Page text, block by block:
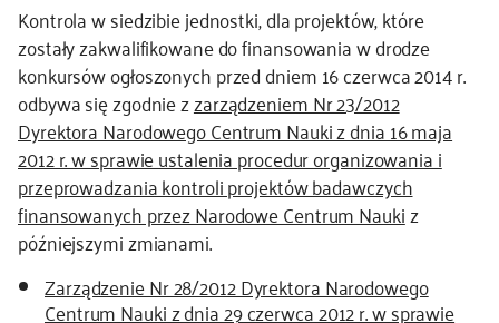
Kontrola w siedzibie jednostki, dla projektów, które
zostały zakwalifikowane do finansowania w drodze
konkursów ogłoszonych przed dniem 16 czerwca 2014 r.
odbywa się zgodnie zzarządzeniem Nr 23/2012
Dyrektora Narodowego Centrum Nauki z dnia 16 maja
2012 r. w sprawie ustalenia procedur organizowania i
przeprowadzania kontroli projektów badawczych
finansowanych przez Narodowe Centrum Naukiz
późniejszymi zmianami.
Zarządzenie Nr 28/2012 Dyrektora Narodowego
Centrum Nauki z dnia 29 czerwca 2012 r. w sprawie